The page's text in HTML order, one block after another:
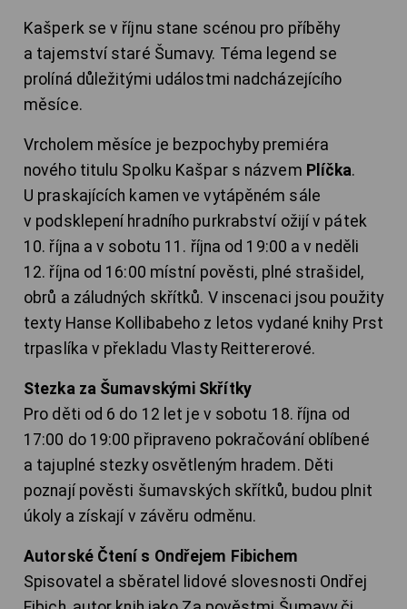
Kašperk se v říjnu stane scénou pro příběhy
a tajemství staré Šumavy. Téma legend se
prolíná důležitými událostmi nadcházejícího
měsíce.
Vrcholem měsíce je bezpochyby premiéra
nového titulu Spolku Kašpar s názvem Plíčka.
U praskajících kamen ve vytápěném sále
v podsklepení hradního purkrabství ožijí v pátek
10. října a v sobotu 11. října od 19:00 a v neděli
12. října od 16:00 místní pověsti, plné strašidel,
obrů a záludných skřítků. V inscenaci jsou použity
texty Hanse Kollibabeho z letos vydané knihy Prst
trpaslíka v překladu Vlasty Reittererové.
Stezka za Šumavskými Skřítky
Pro děti od 6 do 12 let je v sobotu 18. října od
17:00 do 19:00 připraveno pokračování oblíbené
a tajuplné stezky osvětleným hradem. Děti
poznají pověsti šumavských skřítků, budou plnit
úkoly a získají v závěru odměnu.
Autorské Čtení s Ondřejem Fibichem
Spisovatel a sběratel lidové slovesnosti Ondřej